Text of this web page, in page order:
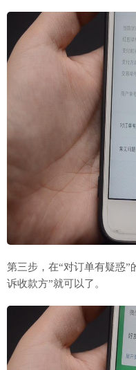
第三步，在“对订单有疑惑”
诉收款方”就可以了。